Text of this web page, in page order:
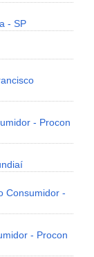
- SP
- Procon
Consumidor -
- Procon